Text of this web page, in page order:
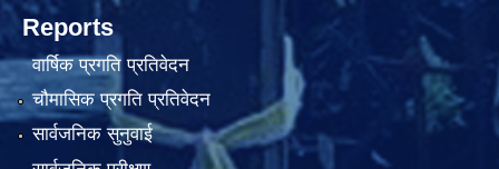
Reports
वार्षिक प्रगति प्रतिवेदन
चौमासिक प्रगति प्रतिवेदन
सार्वजनिक सुनुवाई